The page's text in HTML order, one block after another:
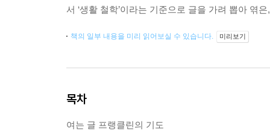
서 ‘생활 철학’이라는 기준으로 글을 가려 뽑아 엮
책의 일부 내용을 미리 읽어보실 수 있습니다. 미리보기
목차
여는 글 프랭클린의 기도